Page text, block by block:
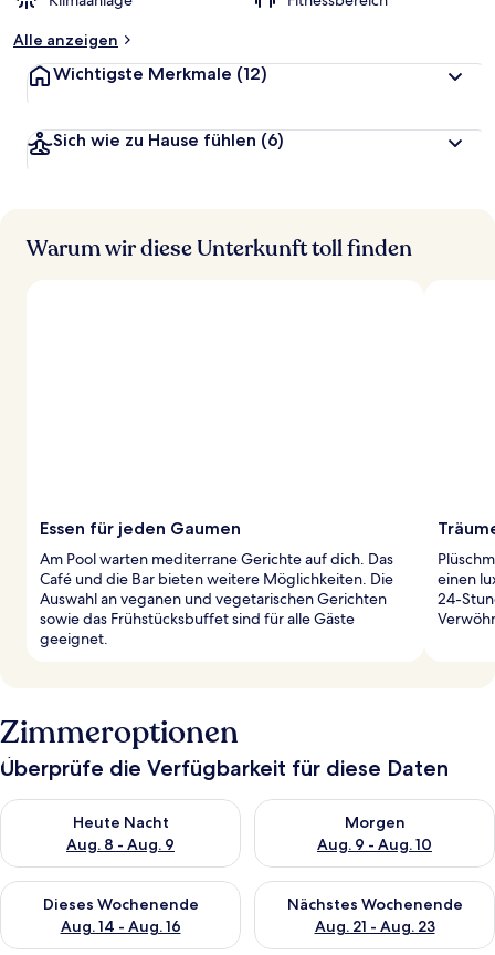
Alle anzeigen
Wichtigste Merkmale (12)
Sich wie zu Hause fühlen (6)
Warum wir diese Unterkunft toll finden
Essen für jeden Gaumen
Am Pool warten mediterrane Gerichte auf dich. Das
Café und die Bar bieten weitere Möglichkeiten. Die
Auswahl an veganen und vegetarischen Gerichten
sowie das Frühstücksbuffet sind für alle Gäste
geeignet.
einen
24-
Zimmeroptionen
Überprüfe die Verfügbarkeit für diese Daten
Heute Nacht
Aug. 8 - Aug. 9
Überprüfe die Verfügbarkeit für heute Nacht, Aug. 8 - Aug. 9.
Morgen
Aug. 9 - Aug. 10
Überprüfe die Verfügbarkeit
Dieses Wochenende
Aug. 14 - Aug. 16
Überprüfe die Verfügbarkeit für dieses Wochenende, Aug. 14
Nächstes Wochenende
Aug. 21 - Aug. 23
Überprüfe die Verfügbarkeit